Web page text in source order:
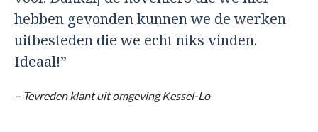
hebben gevonden kunnen we de werken
uitbesteden die we echt niks vinden.
Ideaal!”
– Tevreden klant uit omgeving Kessel-Lo